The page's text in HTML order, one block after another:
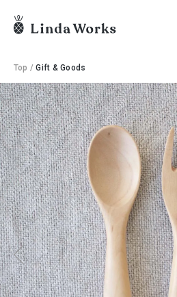
Top /Gift & Goods